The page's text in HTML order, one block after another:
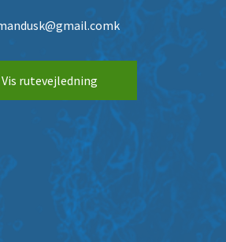
Vis rutevejledning